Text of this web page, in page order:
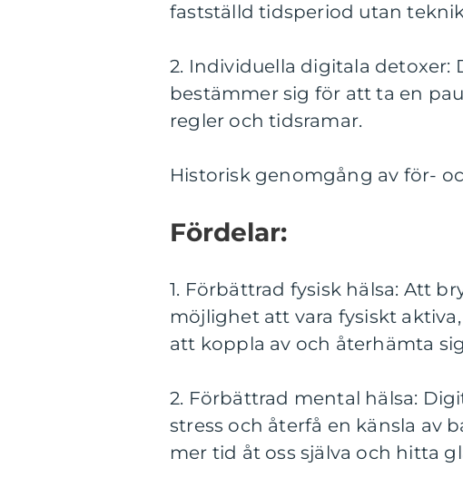
fastställd tidsperiod utan
2. Individuella digitala
bestämmer sig för att ta en
regler och tidsramar.
Historisk genomgång av för-
Fördelar:
1. Förbättrad fysisk hälsa: Att
möjlighet att vara fysiskt
att koppla av och återhämta
2. Förbättrad mental hälsa:
stress och återfå en känsla av
mer tid åt oss själva och hitta